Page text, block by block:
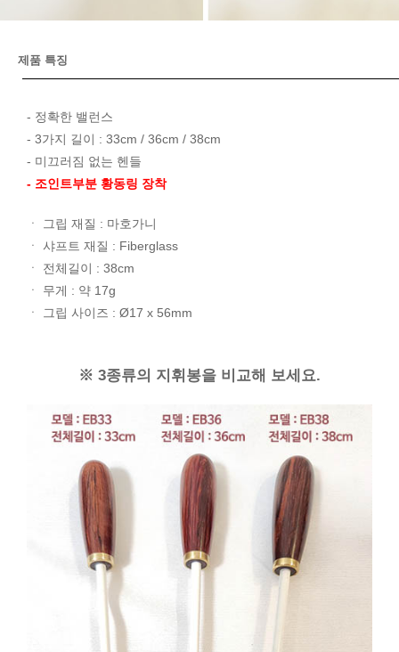
제품 특징
- 정확한 밸런스
- 3가지 길이 : 33cm / 36cm / 38cm
- 미끄러짐 없는 헨들
- 조인트부분 황동링 장착
ㆍ 그립 재질 : 마호가니
ㆍ 샤프트 재질 : Fiberglass
ㆍ 전체길이 : 38cm
ㆍ 무게 : 약 17g
ㆍ 그립 사이즈 : Ø17 x 56mm
※ 3종류의 지휘봉을 비교해 보세요.